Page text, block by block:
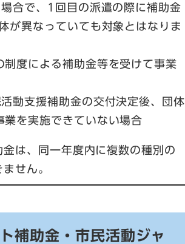
合で、1回目の派遣の際に補助金
が異なっていても対象とはなりま
度による補助金等を受けて事業
動支援補助金の交付決定後、団体
を実施できていない場合
金は、同一年度内に複数の種別の
せん。
補助金・市民活動ジャ